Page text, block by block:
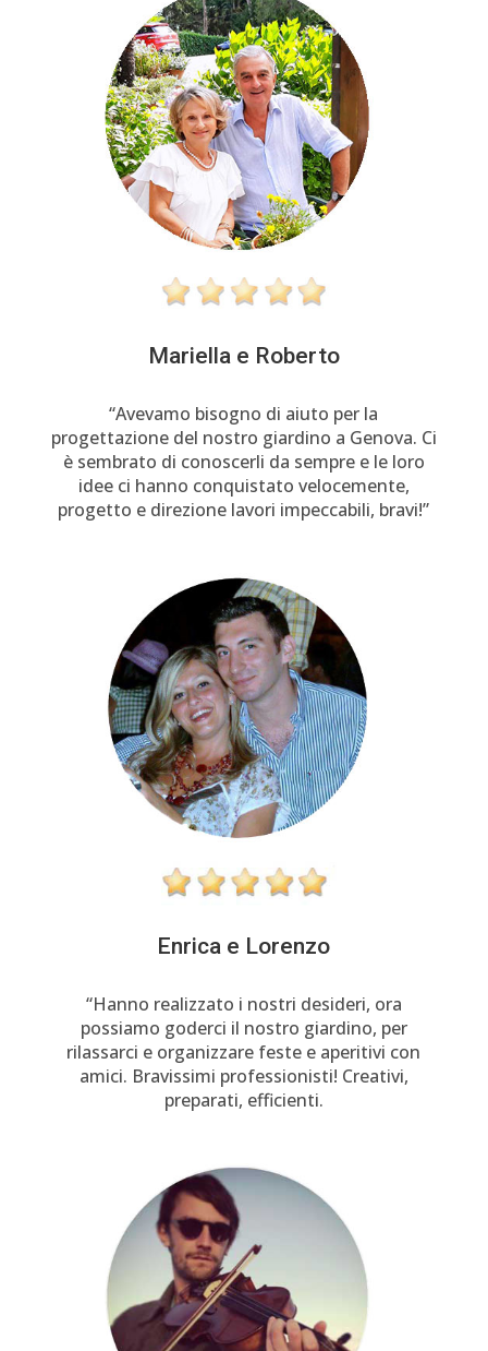
Mariella e Roberto
“Avevamo bisogno di aiuto per la
progettazione del nostro giardino a Genova. Ci
è sembrato di conoscerli da sempre e le loro
idee ci hanno conquistato velocemente,
progetto e direzione lavori impeccabili, bravi!”
Enrica e Lorenzo
“Hanno realizzato i nostri desideri, ora
possiamo goderci il nostro giardino, per
rilassarci e organizzare feste e aperitivi con
amici. Bravissimi professionisti! Creativi,
preparati, efficienti.